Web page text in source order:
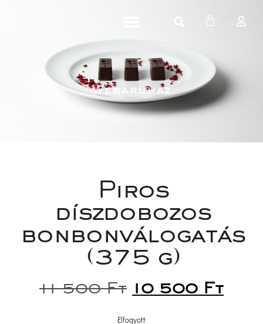
Webáruház
Piros
díszdobozos
bonbonválogatás
(375 g)
11 500 Ft 10 500 Ft
Elfogyott